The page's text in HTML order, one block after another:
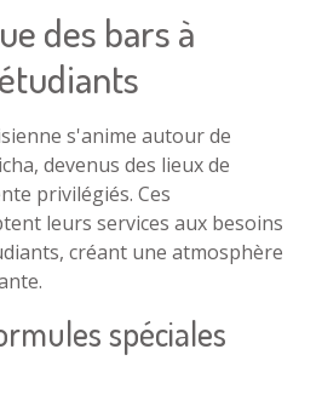
des bars à
s'anime autour de
devenus des lieux de
privilégiés. Ces
leurs services aux besoins
créant une atmosphère
spéciales